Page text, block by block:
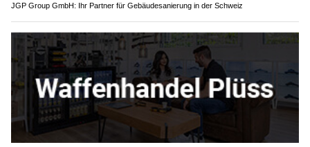
JGP Group GmbH: Ihr Partner für Gebäudesanierung in der Schweiz